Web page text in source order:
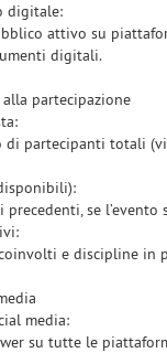
digitale:
attivo su
digitali.
partecipazione
di partecipanti totali
se l’evento
e discipline in
media:
su tutte le